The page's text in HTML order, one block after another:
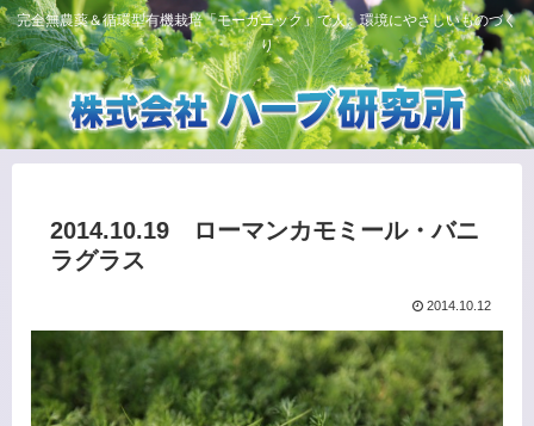
完全無農薬＆循環型有機栽培「モーガニック」で人、環境にやさしいものづく
り
2014.10.19 ローマンカモミール・バニ
ラグラス
2014.10.12